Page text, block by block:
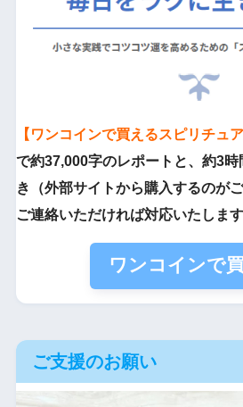
【ワンコインで買えるスピリチュ
で約37,000字のレポートと、約3
き（外部サイトから購入するのが
ご連絡いただければ対応いたします
ワンコインで
ご支援のお願い